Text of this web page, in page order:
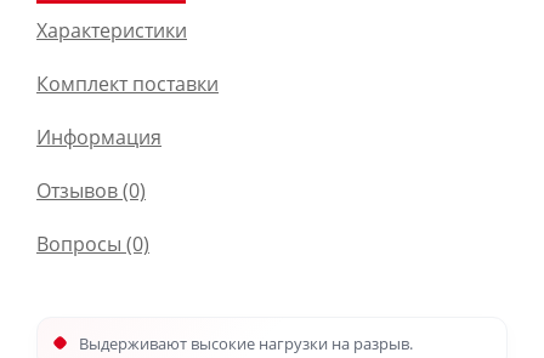
Характеристики
Комплект поставки
Информация
Отзывов (0)
Вопросы (0)
Выдерживают высокие нагрузки на разрыв.